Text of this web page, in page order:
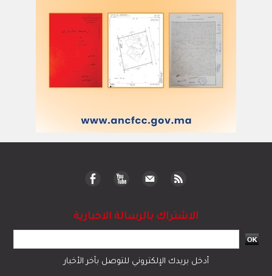
الاشتراك بالرسالة الاخبارية
أدخل بريدك الإلكتروني للتوصل بآخر الأخبار